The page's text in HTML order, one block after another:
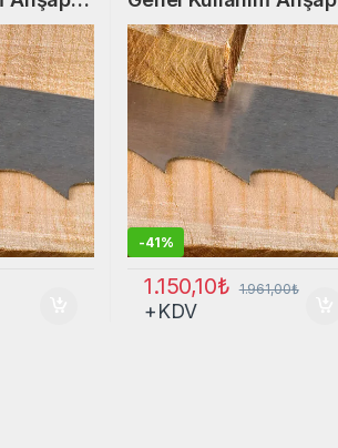
Şerit Testere
-41%
1.150,10₺ 1.961,00₺
+KDV